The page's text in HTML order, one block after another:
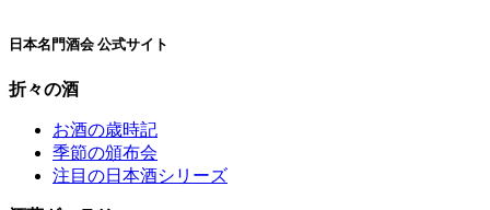
日本名門酒会 公式サイト
折々の酒
お酒の歳時記
季節の頒布会
注目の日本酒シリーズ